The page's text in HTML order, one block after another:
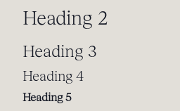
Heading 2
Heading 3
Heading 4
Heading 5